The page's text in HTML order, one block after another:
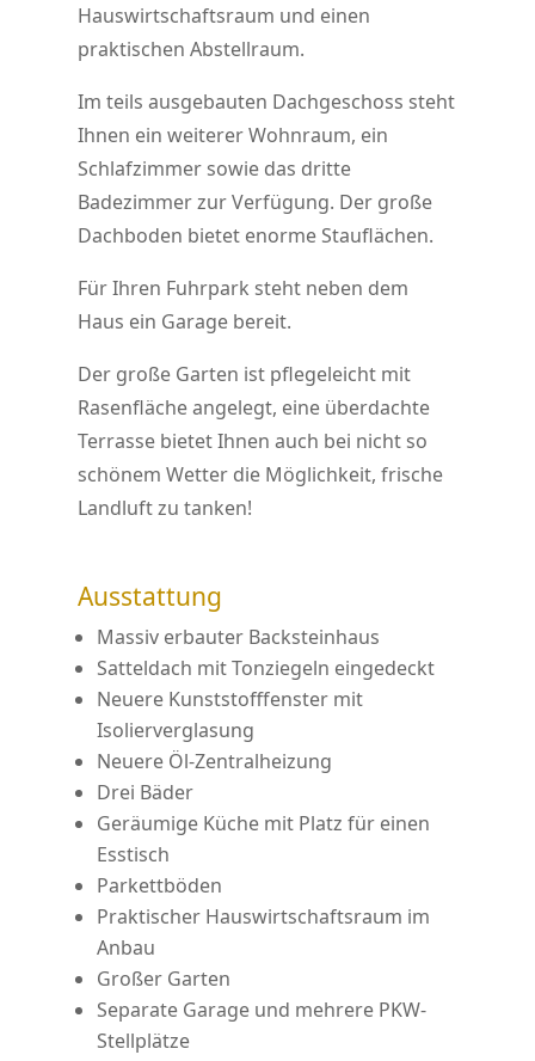
Hauswirtschaftsraum und einen
praktischen Abstellraum.
Im teils ausgebauten Dachgeschoss steht
Ihnen ein weiterer Wohnraum, ein
Schlafzimmer sowie das dritte
Badezimmer zur Verfügung. Der große
Dachboden bietet enorme Stauflächen.
Für Ihren Fuhrpark steht neben dem
Haus ein Garage bereit.
Der große Garten ist pflegeleicht mit
Rasenfläche angelegt, eine überdachte
Terrasse bietet Ihnen auch bei nicht so
schönem Wetter die Möglichkeit, frische
Landluft zu tanken!
Ausstattung
Massiv erbauter Backsteinhaus
Satteldach mit Tonziegeln eingedeckt
Neuere Kunststofffenster mit
Isolierverglasung
Neuere Öl-Zentralheizung
Drei Bäder
Geräumige Küche mit Platz für einen
Esstisch
Parkettböden
Praktischer Hauswirtschaftsraum im
Anbau
Großer Garten
Separate Garage und mehrere PKW-
Stellplätze